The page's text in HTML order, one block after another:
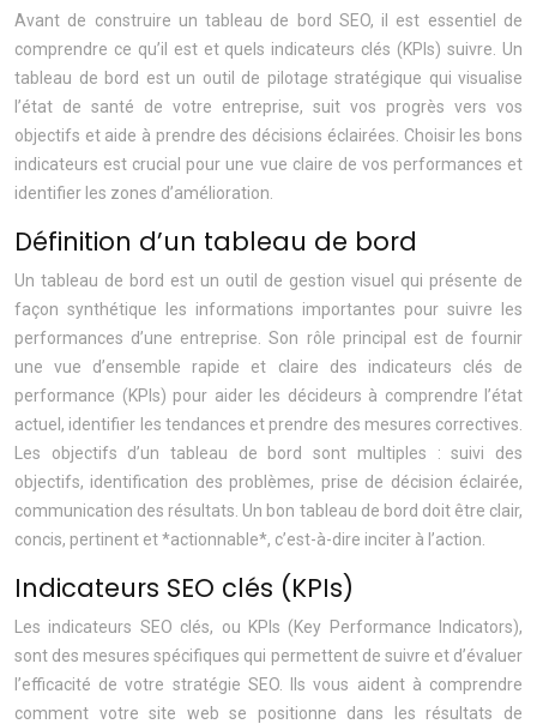
Avant de construire un tableau de bord SEO, il est essentiel de
comprendre ce qu’il est et quels indicateurs clés (KPIs) suivre. Un
tableau de bord est un outil de pilotage stratégique qui visualise
l’état de santé de votre entreprise, suit vos progrès vers vos
objectifs et aide à prendre des décisions éclairées. Choisir les bons
indicateurs est crucial pour une vue claire de vos performances et
identifier les zones d’amélioration.
Définition d’un tableau de bord
Un tableau de bord est un outil de gestion visuel qui présente de
façon synthétique les informations importantes pour suivre les
performances d’une entreprise. Son rôle principal est de fournir
une vue d’ensemble rapide et claire des indicateurs clés de
performance (KPIs) pour aider les décideurs à comprendre l’état
actuel, identifier les tendances et prendre des mesures correctives.
Les objectifs d’un tableau de bord sont multiples : suivi des
objectifs, identification des problèmes, prise de décision éclairée,
communication des résultats. Un bon tableau de bord doit être clair,
concis, pertinent et *actionnable*, c’est-à-dire inciter à l’action.
Indicateurs SEO clés (KPIs)
Les indicateurs SEO clés, ou KPIs (Key Performance Indicators),
sont des mesures spécifiques qui permettent de suivre et d’évaluer
l’efficacité de votre stratégie SEO. Ils vous aident à comprendre
comment votre site web se positionne dans les résultats de